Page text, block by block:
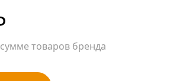
товаров бренда